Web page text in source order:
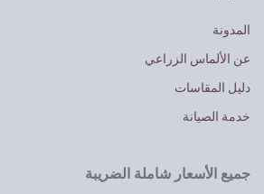
المدونة
عن الألماس الزراعي
دليل المقاسات
خدمة الصيانة
جميع الأسعار شاملة الضريبة